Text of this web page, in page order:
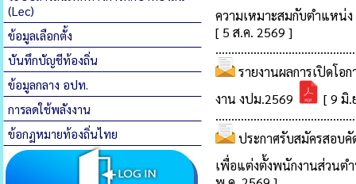
(Lec)
ข้อมูลเลือกตั้ง
บันทึกบัญชีท้องถิ่น
ข้อมูลกลาง อปท.
การลดใช้พลังงาน
ข้อกฏหมายท้องถิ่นไทย